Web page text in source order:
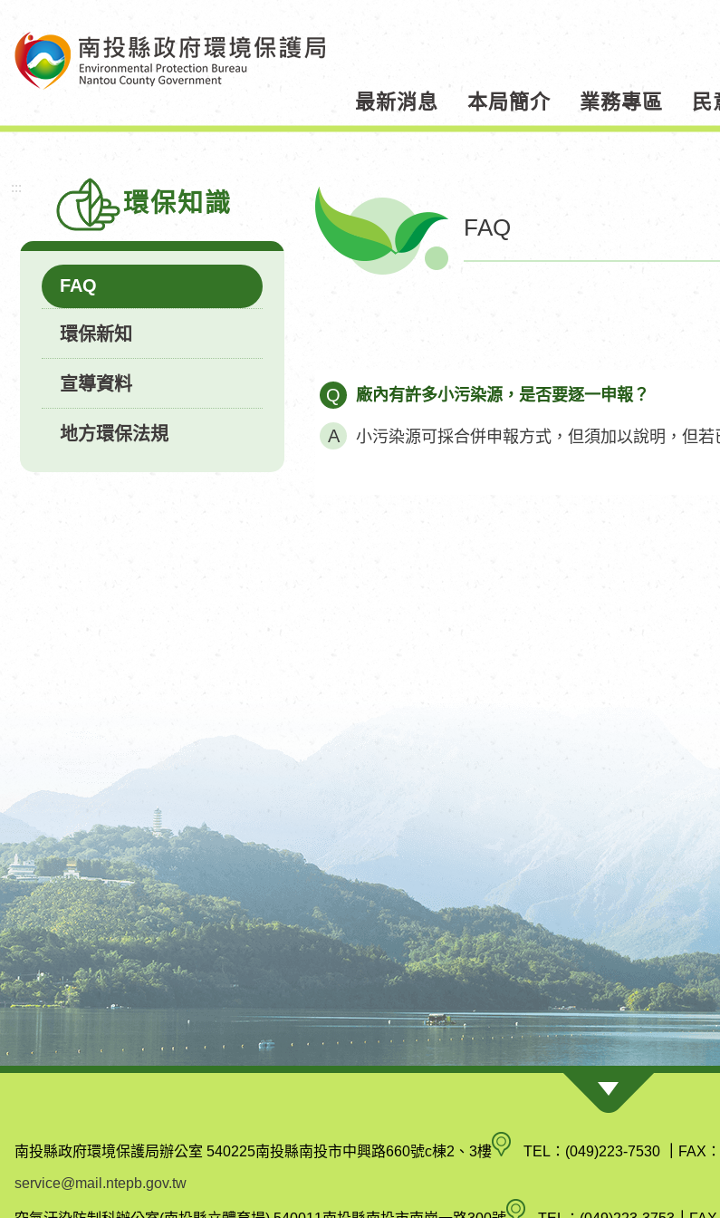
主
容
塊
最新消息 本局簡介 業務專區 民
:::
環保知識
FAQ
環保新知
宣導資料
地方環保法規
FAQ
Q 廠內有許多小污染源，是否要逐一申報？
小污染源可採合併申報方式，但須加以說明，但
南投縣政府環境保護局辦公室 540225南投縣南投市中興路660號c棟2、3樓南
縣
TEL：(049)223-7530 FAX
service@mail.ntepb.gov.tw
空